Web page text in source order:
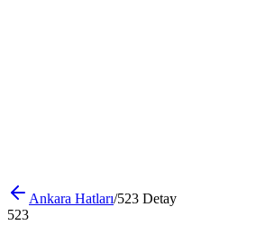
Ankara Hatları/523 Detay
523